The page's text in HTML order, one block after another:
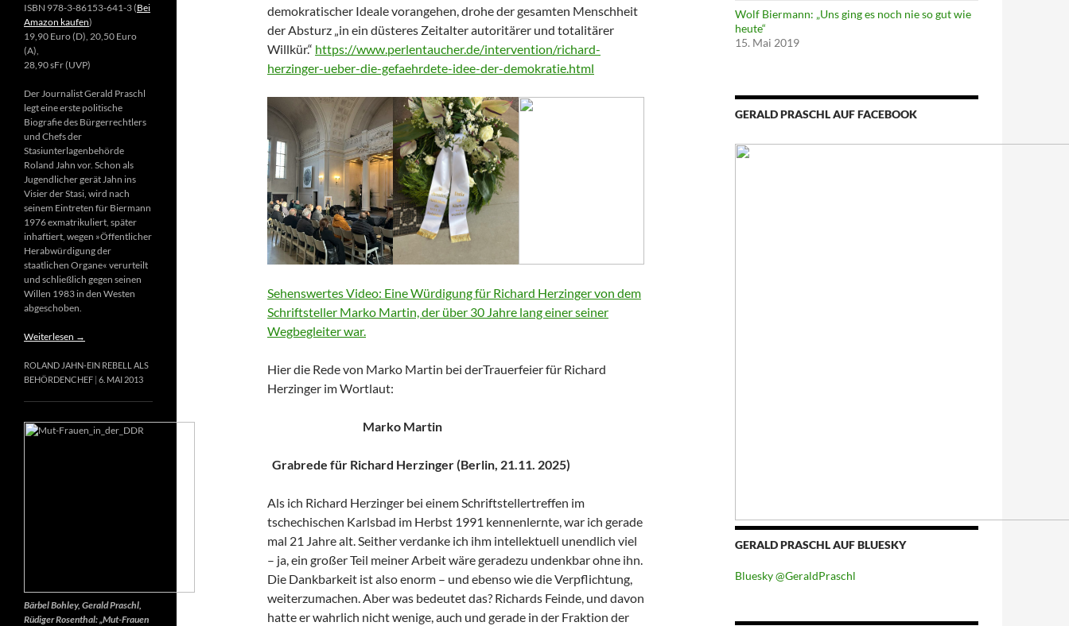
demokratischer Ideale vorangehen, drohe der gesamten Menschheit
der Absturz „in ein düsteres Zeitalter autoritärer und totalitärer
Willkür.“ https://www.perlentaucher.de/intervention/richard-
herzinger-ueber-die-gefaehrdete-idee-der-demokratie.html
Sehenswertes Video: Eine Würdigung für Richard Herzinger von dem
Schriftsteller Marko Martin, der über 30 Jahre lang einer seiner
Wegbegleiter war.
Hier die Rede von Marko Martin bei derTrauerfeier für Richard
Herzinger im Wortlaut:
Marko Martin
Grabrede für Richard Herzinger (Berlin, 21.11. 2025)
Als ich Richard Herzinger bei einem Schriftstellertreffen im
tschechischen Karlsbad im Herbst 1991 kennenlernte, war ich gerade
mal 21 Jahre alt. Seither verdanke ich ihm intellektuell unendlich viel
– ja, ein großer Teil meiner Arbeit wäre geradezu undenkbar ohne ihn.
Die Dankbarkeit ist also enorm – und ebenso wie die Verpflichtung,
weiterzumachen. Aber was bedeutet das? Richards Feinde, und davon
hatte er wahrlich nicht wenige, auch und gerade in der Fraktion der
Wolf Biermann: „Uns ging es noch nie so gut wie
heute“
15. Mai 2019
GERALD PRASCHL AUF FACEBOOK
GERALD PRASCHL AUF BLUESKY
Bluesky @GeraldPraschl
ISBN 978-3-86153-641-3 (Bei
Amazon kaufen)
19,90 Euro (D), 20,50 Euro
(A),
28,90 sFr (UVP)
Der Journalist Gerald Praschl
legt eine erste politische
Biografie des Bürgerrechtlers
und Chefs der
Stasiunterlagenbehörde
Roland Jahn vor. Schon als
Jugendlicher gerät Jahn ins
Visier der Stasi, wird nach
seinem Eintreten für Biermann
1976 exmatrikuliert, später
inhaftiert, wegen »Öffentlicher
Herabwürdigung der
staatlichen Organe« verurteilt
und schließlich gegen seinen
Willen 1983 in den Westen
abgeschoben.
Weiterlesen →
ROLAND JAHN-EIN REBELL ALS
BEHÖRDENCHEF 6. MAI 2013
Bärbel Bohley, Gerald Praschl,
Rüdiger Rosenthal: „Mut-Frauen